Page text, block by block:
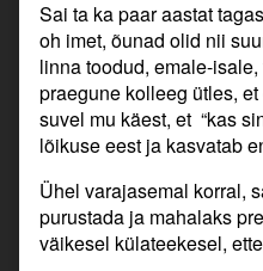
Sai ta ka paar aastat
oh imet, õunad olid nii
linna toodud, emale-
praegune kolleeg ütles,
suvel mu käest, et “kas
lõikuse eest ja kasvatab
Ühel varajasemal korral,
purustada ja mahalaks
väikesel külateekesel,